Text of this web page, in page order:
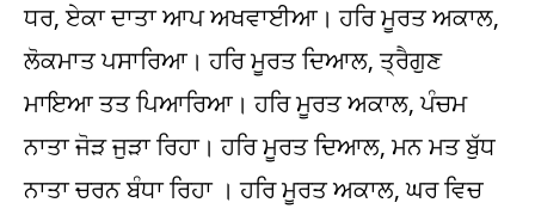
ਧਰ, ਏਕਾ ਦਾਤਾ ਆਪ ਅਖਵਾਈਆ। ਹਰਿ ਮੂਰਤ ਅਕਾਲ,
ਲੋਕਮਾਤ ਪਸਾਰਿਆ। ਹਰਿ ਮੂਰਤ ਦਿਆਲ, ਤ੍ਰੈਗੁਣ
ਮਾਇਆ ਤਤ ਪਿਆਰਿਆ। ਹਰਿ ਮੂਰਤ ਅਕਾਲ, ਪੰਚਮ
ਨਾਤਾ ਜੋੜ ਜੁੜਾ ਰਿਹਾ। ਹਰਿ ਮੂਰਤ ਦਿਆਲ, ਮਨ ਮਤ ਬੁੱਧ
ਨਾਤਾ ਚਰਨ ਬੰਧਾ ਰਿਹਾ । ਹਰਿ ਮੂਰਤ ਅਕਾਲ, ਘਰ ਵਿਚ